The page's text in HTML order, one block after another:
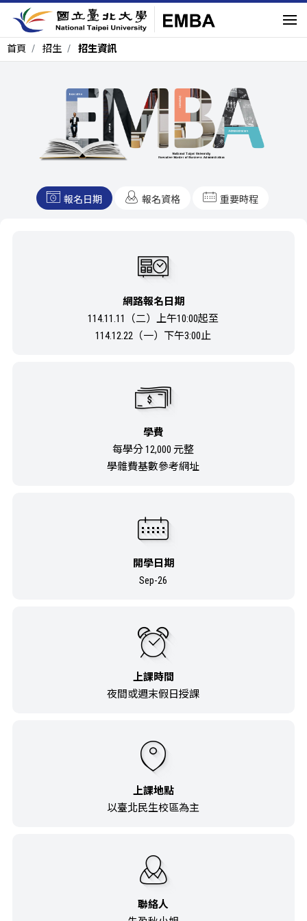
首頁 招生 招生資訊
報名日期 報名資格 重要時程
網路報名日期
114.11.11（二）上午10:00起至
114.12.22（一）下午3:00止
學費
每學分 12,000 元整
學雜費基數參考網址
開學日期
Sep-26
上課時間
夜間或週末假日授課
上課地點
以臺北民生校區為主
聯絡人